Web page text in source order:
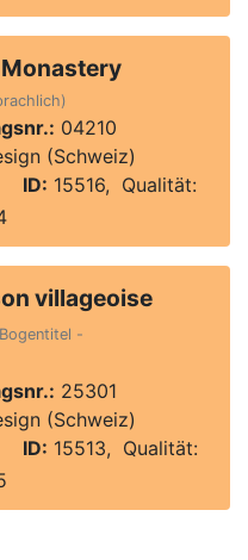
04210
(Schweiz)
ID: 15516, Qualität:
villageoise
-
25301
(Schweiz)
ID: 15513, Qualität: